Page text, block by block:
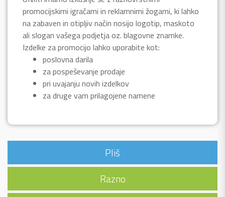
promocijskimi igračami in reklamnimi žogami, ki lahko
na zabaven in otipljiv način nosijo logotip, maskoto
ali slogan vašega podjetja oz. blagovne znamke.
Izdelke za promocijo lahko uporabite kot:
poslovna darila
za pospeševanje prodaje
pri uvajanju novih izdelkov
za druge vam prilagojene namene
Pliš
Razno